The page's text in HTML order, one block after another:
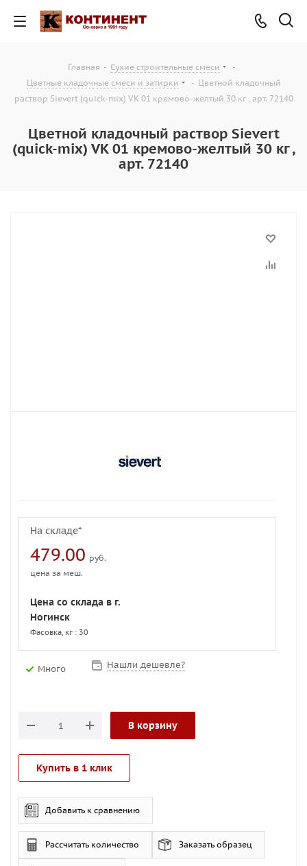
Главная - Сухие строительные смеси
-
Цветные кладочные смеси и затирки
- Цветной кладочный
раствор Sievert (quick-mix) VK 01 кремово-желтый 30 кг , арт. 72140
Цветной кладочный раствор Sievert
(quick-mix) VK 01 кремово-желтый 30 кг ,
арт. 72140
На складе*
479.00 руб.
цена за меш.
Цена со склада в г.
Ногинск
Фасовка, кг : 30
Много Нашли дешевле?
В корзину
Купить в 1 клик
Добавить к сравнению
Рассчитать количество Заказать образец